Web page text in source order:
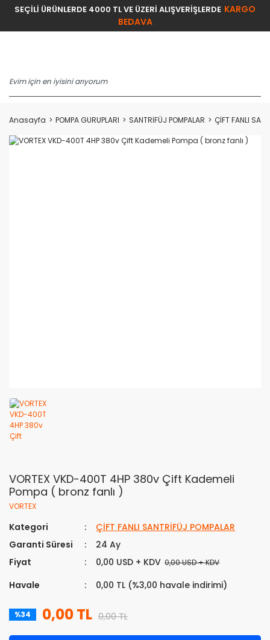
SEÇİLİ ÜRÜNLERDE 4000 TL VE ÜZERİ ALIŞVERİŞLERDE KARGO
BEDAVA
Anasayfa POMPA GURUPLARI SANTRİFÜJ POMPALAR ÇİFT FANLI
VORTEX VKD-400T 4HP 380v Çift Kademeli
Pompa ( bronz fanlı )
VORTEX
Kategori
ÇİFT FANLI SANTRİFÜJ POMPALAR
Garanti Süresi
24 Ay
Fiyat
0,00 USD + KDV 0,00 USD + KDV
Havale 0,00 TL (%3,00 havale indirimi)
%34 0,00 TL 0,00 TL